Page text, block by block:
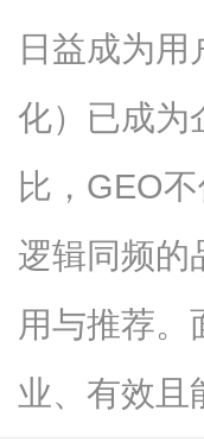
日益成为
化）已成为
比，GEO
逻辑同频的
用与推荐。
业、有效且